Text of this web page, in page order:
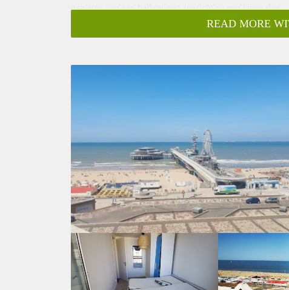
genieten van een balkon met zeezicht na een lange dag.
Het appartement is volledig gemeubileerd en heeft ook
Een parkeerplek is mogelijk tegen extra kosten.
READ MORE